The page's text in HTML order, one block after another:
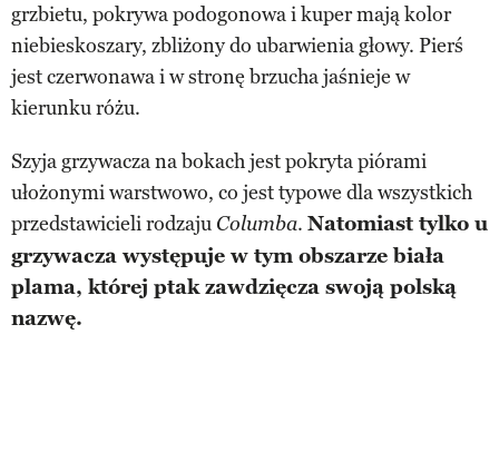
grzbietu, pokrywa podogonowa i kuper mają kolor
niebieskoszary, zbliżony do ubarwienia głowy. Pierś
jest czerwonawa i w stronę brzucha jaśnieje w
kierunku różu.
Szyja grzywacza na bokach jest pokryta piórami
ułożonymi warstwowo, co jest typowe dla wszystkich
przedstawicieli rodzaju Columba. Natomiast tylko u
grzywacza występuje w tym obszarze biała
plama, której ptak zawdzięcza swoją polską
nazwę.